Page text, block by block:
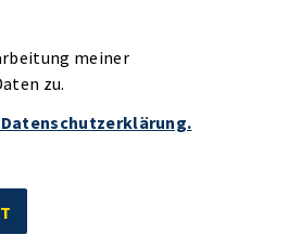
meiner
zu.
Datenschutzerklärung.